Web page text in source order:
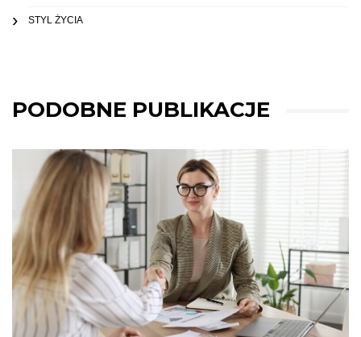
STYL ŻYCIA
PODOBNE PUBLIKACJE